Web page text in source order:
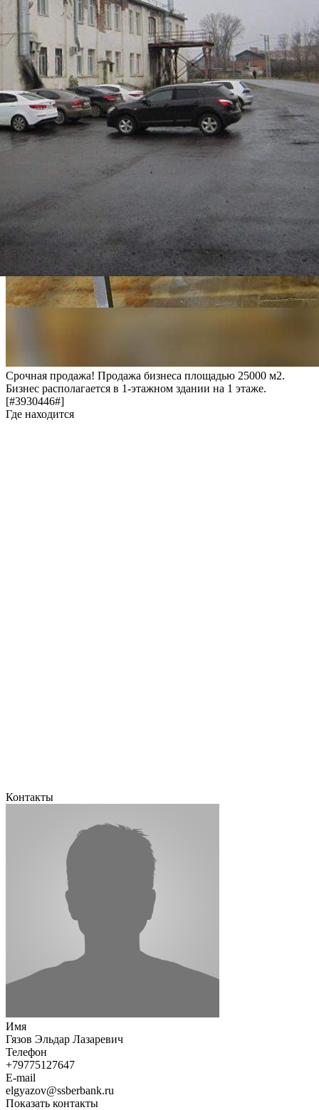
Срочная продажа! Продажа бизнеса площадью 25000 м2.
Бизнес располагается в 1-этажном здании на 1 этаже.
[#3930446#]
Где находится
Контакты
Имя
Гязов Эльдар Лазаревич
Телефон
+79775127647
E-mail
elgyazov@ssberbank.ru
Показать контакты